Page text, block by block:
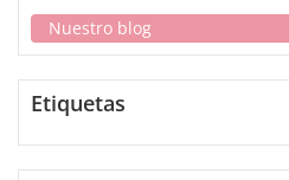
Nuestro blog
Etiquetas